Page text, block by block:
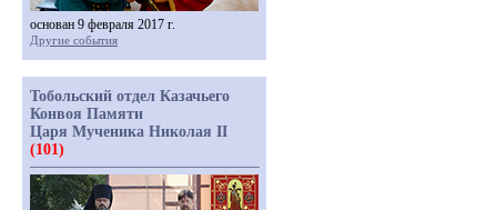
основан 9 февраля 2017 г.
Другие события
Тобольский отдел Казачьего
Конвоя Памяти
Царя Мученика Николая II
(101)